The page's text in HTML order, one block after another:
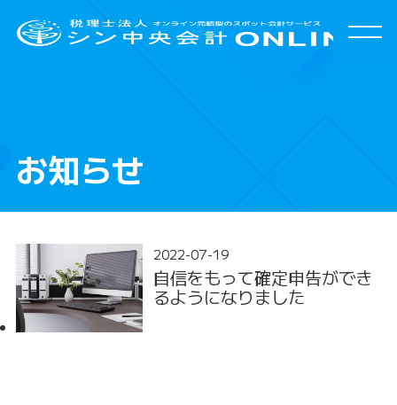
サービスメニュー
よくある質問
お客様の声
会社案内
お知らせ
2022-07-19
自信をもって確定申告ができ
るようになりました